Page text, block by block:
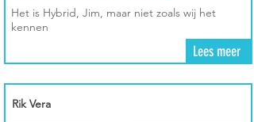
Het is Hybrid, Jim, maar niet zoals wij het
kennen
Lees meer
Rik Vera